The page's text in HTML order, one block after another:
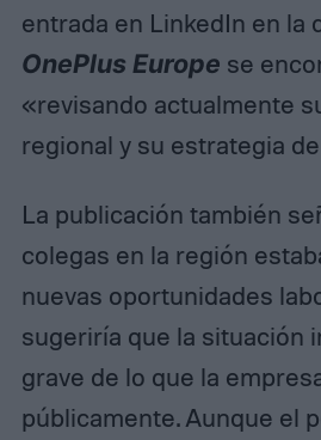
entrada en LinkedIn en la
OnePlus Europe se
«revisando actualmente
regional y su estrategia
La publicación también
colegas en la región
nuevas oportunidades
sugeriría que la situación
grave de lo que la
públicamente. Aunque el